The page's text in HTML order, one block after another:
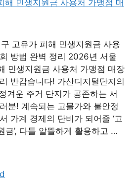
고유가 피해 민생지원금 사용
방법 완벽 정리 2026년 서울
민생지원금 사용처 가맹점 매장
반갑습니다! 가산디지털단지의
겨운 주거 단지가 공존하는 서
분! 계속되는 고물가와 불안정
가계 경제의 단비가 되어줄 ‘고
금’, 다들 알뜰하게 활용하고 …